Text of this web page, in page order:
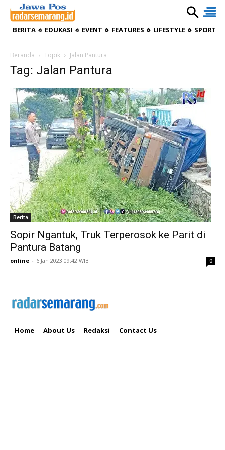
BERITA EDUKASI EVENT FEATURES LIFESTYLE
Beranda Topik Jalan Pantura
Tag: Jalan Pantura
Berita
Sopir Ngantuk, Truk Terperosok ke Parit di
Pantura Batang
online - 6 Jan 2023 09:42 WIB 0
Home About Us Redaksi Contact Us